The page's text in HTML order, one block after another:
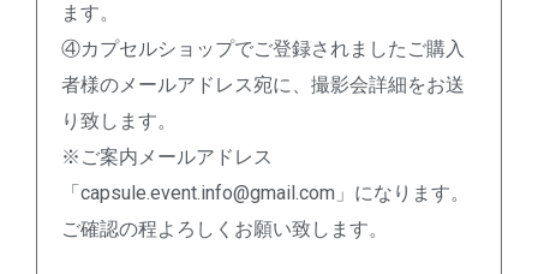
ます。
④カプセルショップでご登録されましたご購入
者様のメールアドレス宛に、撮影会詳細をお送
り致します。
※ご案内メールアドレス
「capsule.event.info@gmail.com」になります。
ご確認の程よろしくお願い致します。